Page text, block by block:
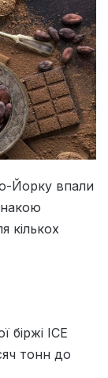
Йорку впали
кількох
біржі ICE
тонн до